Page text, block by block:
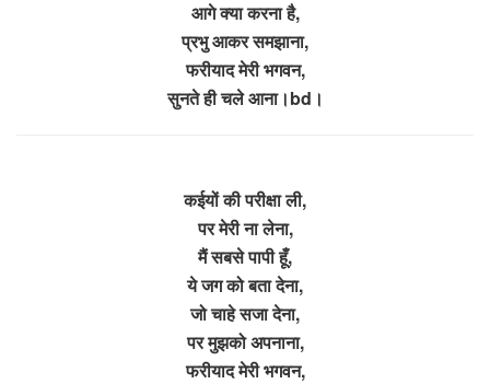
आगे क्या करना है,
प्रभु आकर समझाना,
फरीयाद मेरी भगवन,
सुनते ही चले आना।bd।
कईयों की परीक्षा ली,
पर मेरी ना लेना,
मैं सबसे पापी हूँ,
ये जग को बता देना,
जो चाहे सजा देना,
पर मुझको अपनाना,
फरीयाद मेरी भगवन,